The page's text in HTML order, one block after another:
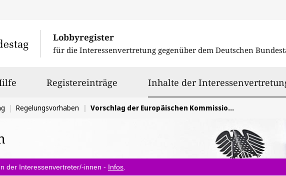
Lobbyregister
für die Interessenvertretung gegenüber dem Deutschen
Registereinträge Inhalte der
Regelungsvorhaben Vorschlag der Europäischen Kommission COM(2025)836 ('Digital Omnibus on AI') zur Erleichterung der Praxis-Anwendung der KI-Verordnung (EU) 2024/1689
der Interessenvertreter/-innen - Infos